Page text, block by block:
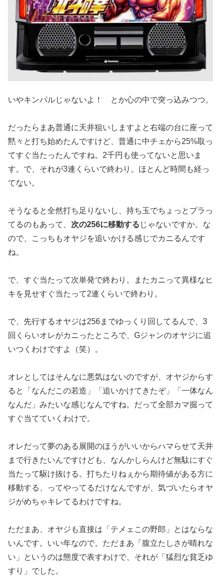
いやキンパルじゃないよ！ とか心の中で突っ込みつつ。
だったらまあ普通に天井狙いしますよと右端の台に座って
黙々と打ち始めたんですけど、普通に中チェから25%取っ
てすぐ当たった んですね。2千円も使ってないと思いま
す。で、 それが3連くらいで終わり。ほとんど時間も経っ
てない。
そうなると全然打ち足りないし、持ち玉でちょっとプラっ
てるのもあって、 次の256に移動する じゃないですか。な
ので、こっちもオヤジを追いかける感じでカニるんです
ね。
で、すぐ当たって次単発で終わり。またカニって異様なヒ
キを見せすぐ当たって2連くらいで終わり。
で、先行するオヤジは256までゆっくり回してるんで、3
回くらいオレがカニったところで、Gジャンのオヤジに追
いつくわけですよ（笑）。
オレとしてはそんなに悪気はないのですが、オヤジからす
ると「なんだこの若造」「追いかけてきたぞ」「一体なん
なんだ」みたいな感じなんですね。だって全部カマ掘って
すぐ当てていくわけで。
オレだって夢のある展開のほうがいいからハマらせて天井
まで行き たいんですけども、なんかしらんけど無駄にすぐ
当たって駆け抜ける。打ちたりねぇから期待値がある方に
移動する、ってやってるだけなんですが、気づいたらオヤ
ジがめちゃキレてるわけですね。
ただまあ、オヤジも直接は「テメェこの野郎」とはならな
いんです。いい年なので。ただまあ「腹立たしさが晴れな
い」
というのは態度で表すわけで、それが「猛烈な貧乏ゆ
すり」 でした。